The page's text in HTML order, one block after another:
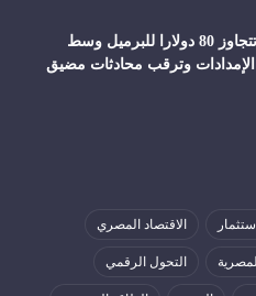
أسعار النفط تتجاوز 80 دولارا للبرميل وسط
وترقب محادثات مضيق
الاقتصاد المصري
التحول الرقمي